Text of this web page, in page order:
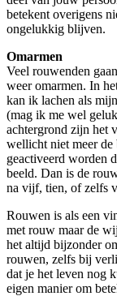
betekent overigens
ongelukkig blijven.
Omarmen
Veel rouwenden
weer omarmen. In
kan ik lachen als
(mag ik me wel
achtergrond zijn het
wellicht niet meer de
geactiveerd worden
beeld. Dan is de
na vijf, tien, of zelfs
Rouwen is als een
met rouw maar de
het altijd bijzonder
rouwen, zelfs bij
dat je het leven nog
eigen manier om